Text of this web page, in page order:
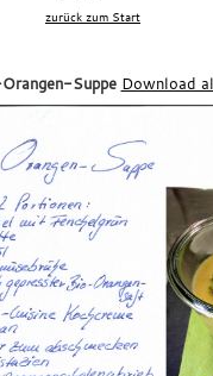
zurück zum Start
Suppe Download